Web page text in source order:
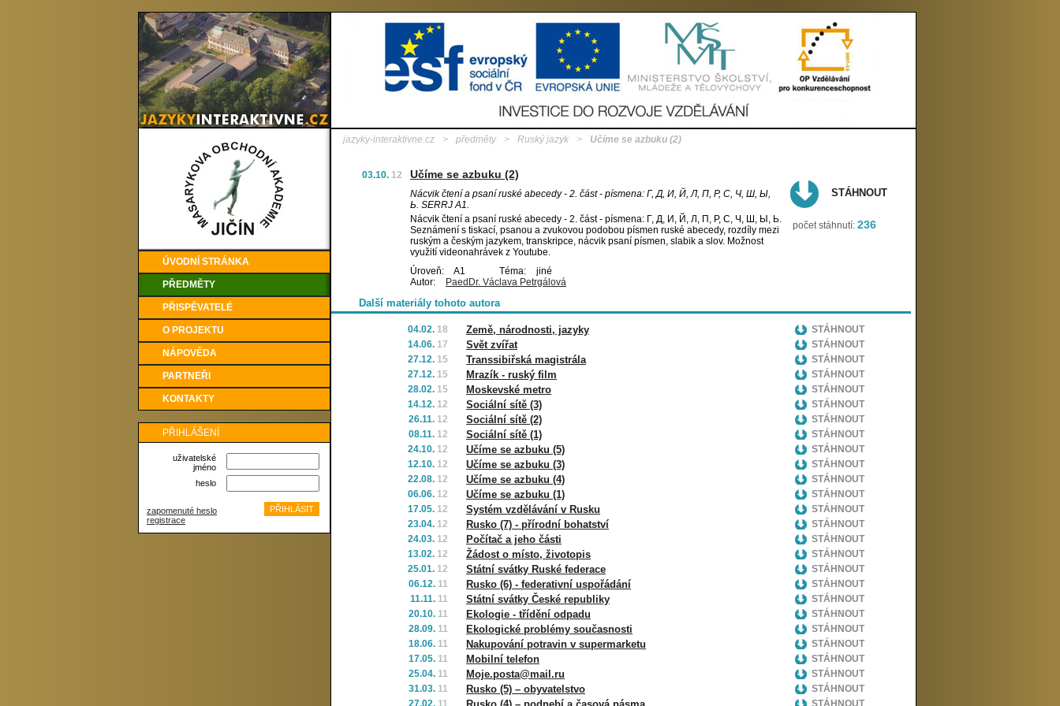
ÚVODNÍ STRÁNKA
PŘEDMĚTY
PŘISPĚVATELÉ
O PROJEKTU
NÁPOVĚDA
PARTNEŘI
KONTAKTY
PŘIHLÁŠENÍ
uživatelské
jméno
heslo
zapomenuté heslo
registrace
jazyky-interaktivne.cz > předměty > Ruský jazyk > Učíme se azbuku (2)
03.10. 12 Učíme se azbuku (2)
Nácvik čtení a psaní ruské abecedy - 2. část - písmena: Г, Д, И, Й, Л, П, Р, С, Ч, Ш, Ы,
Ь. SERRJ A1.
Nácvik čtení a psaní ruské abecedy - 2. část - písmena: Г, Д, И, Й, Л, П, Р, С, Ч, Ш, Ы, Ь.
Seznámení s tiskací, psanou a zvukovou podobou písmen ruské abecedy, rozdíly mezi
ruským a českým jazykem, transkripce, nácvik psaní písmen, slabik a slov. Možnost
využití videonahrávek z Youtube.
Úroveň:
A1 Téma:
jiné
Autor:
PaedDr. Václava Petrgálová
STÁHNOUT
počet stáhnutí: 236
Další materiály tohoto autora
04.02. 18 Země, národnosti, jazyky
STÁHNOUT
14.06. 17 Svět zvířat
STÁHNOUT
27.12. 15 Transsibiřská magistrála
STÁHNOUT
27.12. 15 Mrazík - ruský film
STÁHNOUT
28.02. 15 Moskevské metro
STÁHNOUT
14.12. 12 Sociální sítě (3)
STÁHNOUT
26.11. 12 Sociální sítě (2)
STÁHNOUT
08.11. 12 Sociální sítě (1)
STÁHNOUT
24.10. 12 Učíme se azbuku (5)
STÁHNOUT
12.10. 12 Učíme se azbuku (3)
STÁHNOUT
22.08. 12 Učíme se azbuku (4)
STÁHNOUT
06.06. 12 Učíme se azbuku (1)
STÁHNOUT
17.05. 12 Systém vzdělávání v Rusku
STÁHNOUT
23.04. 12 Rusko (7) - přírodní bohatství
STÁHNOUT
24.03. 12 Počítač a jeho části
STÁHNOUT
13.02. 12 Žádost o místo, životopis
STÁHNOUT
25.01. 12 Státní svátky Ruské federace
STÁHNOUT
06.12. 11 Rusko (6) - federativní uspořádání
STÁHNOUT
11.11. 11 Státní svátky České republiky
STÁHNOUT
20.10. 11 Ekologie - třídění odpadu
STÁHNOUT
28.09. 11 Ekologické problémy současnosti
STÁHNOUT
18.06. 11 Nakupování potravin v supermarketu
STÁHNOUT
17.05. 11 Mobilní telefon
STÁHNOUT
25.04. 11 Moje.posta@mail.ru
STÁHNOUT
31.03. 11 Rusko (5) – obyvatelstvo
STÁHNOUT
27.02. 11 STÁHNOUT